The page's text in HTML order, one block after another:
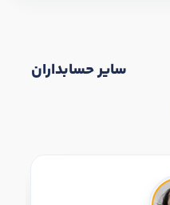
سایر حسابداران